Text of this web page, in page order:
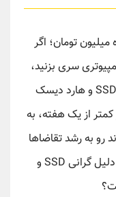
تومان؛ اگر
سری بزنید،
چنین اعداد و ارقامی را برای حافظه‌های SSD و هارد دیسک
از یک هفته، به
رو به رشد تقاضاها
به همین روند ادامه می‌دهد. ولی واقعا دلیل گرانی SSD و